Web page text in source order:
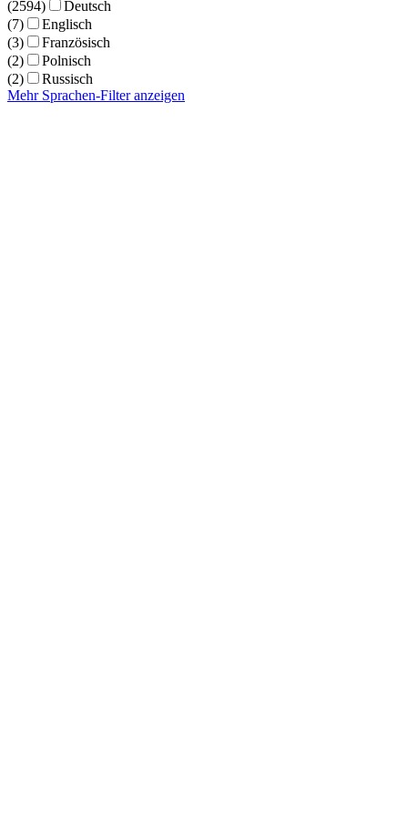
(2594)
Deutsch
(7)
Englisch
(3)
Französisch
(2)
Polnisch
(2)
Russisch
Mehr Sprachen-Filter anzeigen